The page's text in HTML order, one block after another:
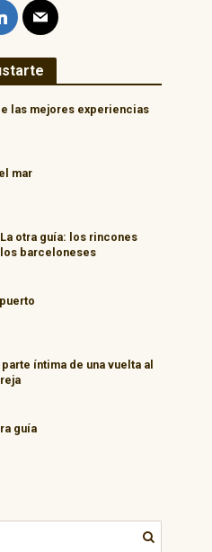
las mejores experiencias
mar
otra guía: los rincones
barceloneses
íntima de una vuelta al
guía